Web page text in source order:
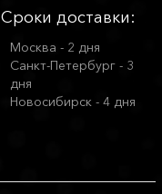
Сроки доставки:
Москва - 2 дня
Санкт-Петербург - 3
дня
Новосибирск - 4 дня